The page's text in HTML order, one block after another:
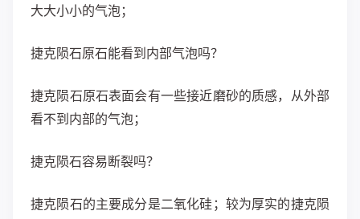
大大小小的气泡；
捷克陨石原石能看到内部气泡吗？
捷克陨石原石表面会有一些接近磨砂的质感，从外部
看不到内部的气泡；
捷克陨石容易断裂吗？
捷克陨石的主要成分是二氧化硅；较为厚实的捷克陨